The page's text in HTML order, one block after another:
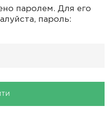
паролем. Для его
пароль: